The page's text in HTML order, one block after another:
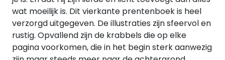
wat moeilijk is. Dit vierkante prentenboek is heel
verzorgd uitgegeven. De illustraties zijn sfeervol en
rustig. Opvallend zijn de krabbels die op elke
pagina voorkomen, die in het begin sterk aanwezig